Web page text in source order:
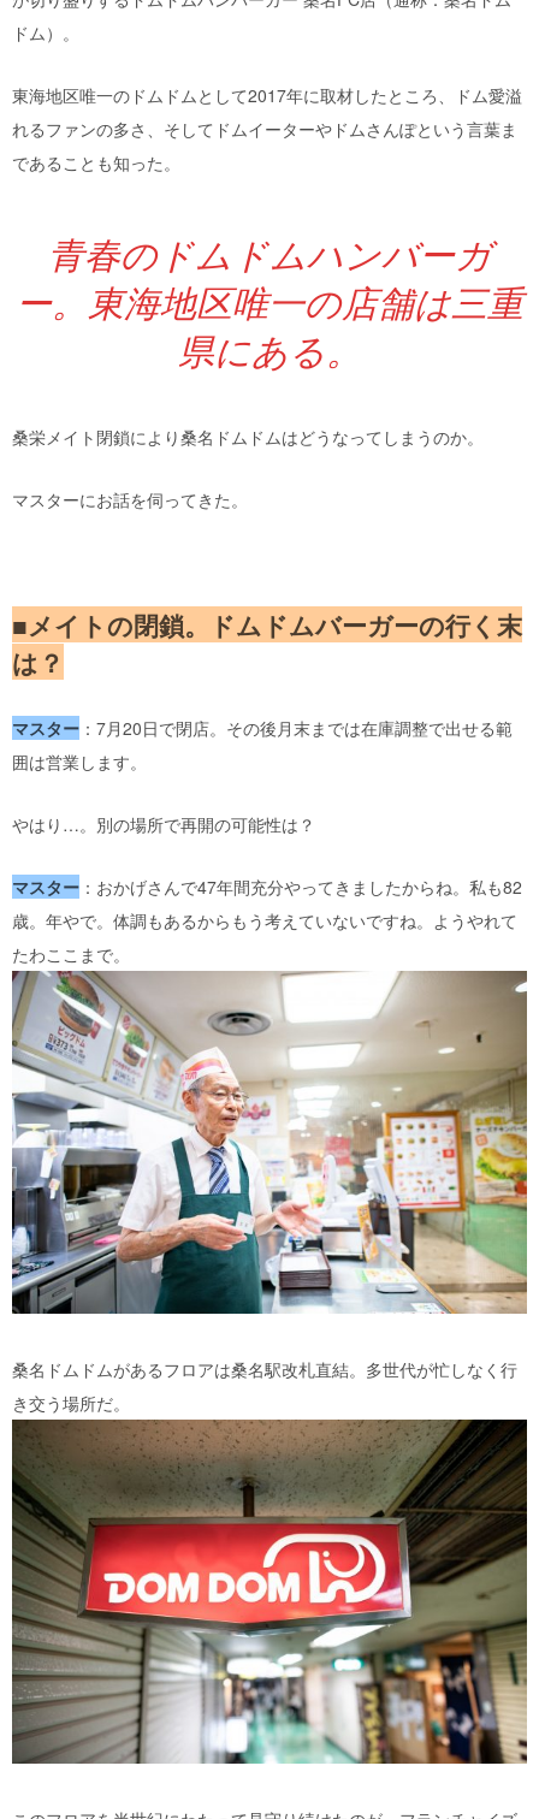
ドム）。
東海地区唯一のドムドムとして2017年に取材したところ、ドム愛溢
れるファンの多さ、そしてドムイーターやドムさんぽという言葉ま
であることも知った。
青春のドムドムハンバーガ
ー。東海地区唯一の店舗は三重
県にある。
桑栄メイト閉鎖により桑名ドムドムはどうなってしまうのか。
マスターにお話を伺ってきた。
■メイトの閉鎖。ドムドムバーガーの行く末
は？
マスター ：7月20日で閉店。その後月末までは在庫調整で出せる範
囲は営業します。
やはり…。別の場所で再開の可能性は？
マスター ：おかげさんで47年間充分やってきましたからね。私も82
歳。年やで。体調もあるからもう考えていないですね。ようやれて
たわここまで。
桑名ドムドムがあるフロアは桑名駅改札直結。多世代が忙しなく行
き交う場所だ。